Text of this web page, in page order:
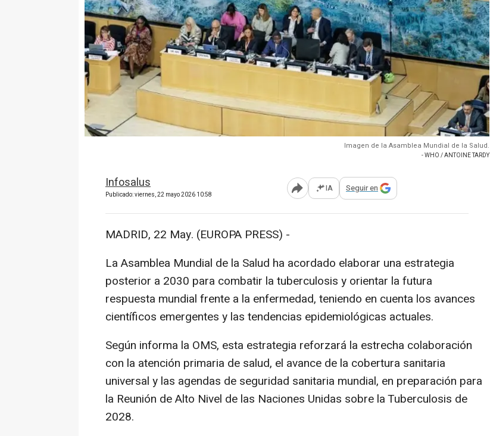
Imagen de la Asamblea Mundial de la Salud.
- WHO / ANTOINE TARDY
Infosalus
Publicado: viernes, 22 mayo 2026 10:58 Abrir opciones para compartir
IA Seguir en
MADRID, 22 May. (EUROPA PRESS) -
La Asamblea Mundial de la Salud ha acordado elaborar una estrategia
posterior a 2030 para combatir la tuberculosis y orientar la futura
respuesta mundial frente a la enfermedad, teniendo en cuenta los avances
científicos emergentes y las tendencias epidemiológicas actuales.
Según informa la OMS, esta estrategia reforzará la estrecha colaboración
con la atención primaria de salud, el avance de la cobertura sanitaria
universal y las agendas de seguridad sanitaria mundial, en preparación para
la Reunión de Alto Nivel de las Naciones Unidas sobre la Tuberculosis de
2028.